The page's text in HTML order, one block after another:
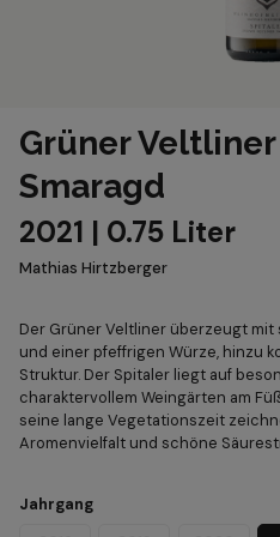
Grüner
Smaragd
2021 | 0.75 Liter
Mathias Hirtzberger
Der Grüner Veltliner überzeugt
und einer pfeffrigen Würze, hinzu
Struktur. Der Spitaler liegt auf
charaktervollem Weingärten am
seine lange Vegetationszeit
Aromenvielfalt und schöne
Jahrgang